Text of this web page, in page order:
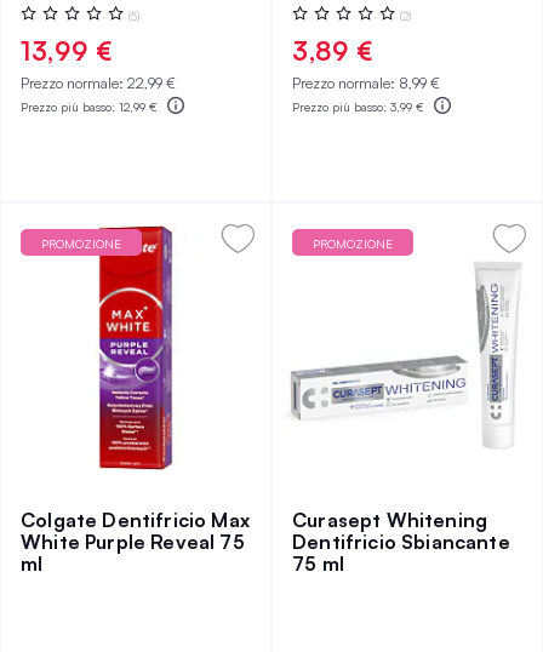
Valutazione:
0%
(5)
13,99 €
Prezzo normale: 22,99 €
Prezzo più basso: 12,99 €
Valutazione:
0%
(2)
3,89 €
Prezzo normale: 8,99 €
Prezzo più basso: 3,99 €
PROMOZIONE
Colgate Dentifricio Max
White Purple Reveal 75
ml
PROMOZIONE
Curasept Whitening
Dentifricio Sbiancante
75 ml